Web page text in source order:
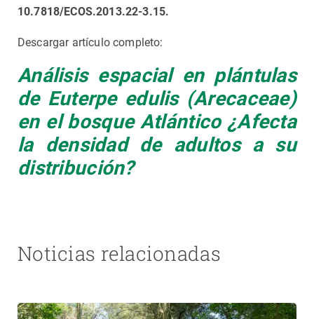
10.7818/ECOS.2013.22-3.15.
Descargar artículo completo:
Análisis espacial en plántulas
de Euterpe edulis (Arecaceae)
en el bosque Atlántico ¿Afecta
la densidad de adultos a su
distribución?
Noticias relacionadas